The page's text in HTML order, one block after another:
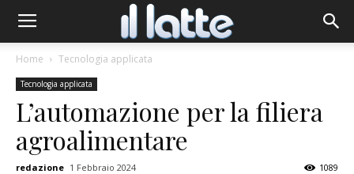
Home Tecnologia applicata
Tecnologia applicata
L’automazione per la filiera
agroalimentare
redazione 1 Febbraio 2024 1089